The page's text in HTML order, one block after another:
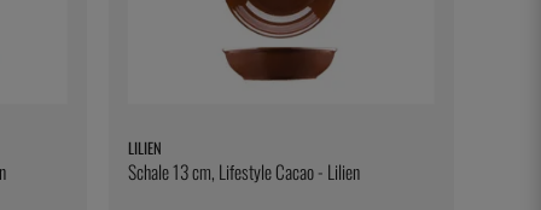
LILIEN
Schale 13 cm, Lifestyle Cacao - Lilien